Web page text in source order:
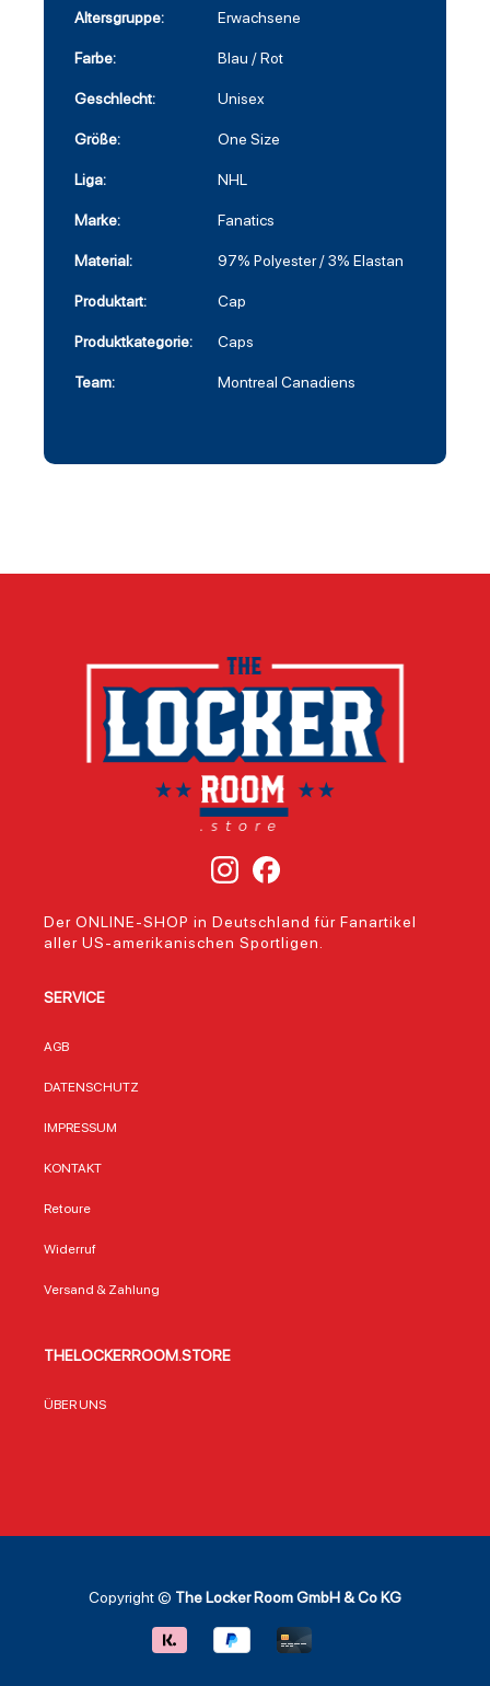
Altersgruppe: Erwachsene
Farbe: Blau / Rot
Geschlecht: Unisex
Größe: One Size
Liga: NHL
Marke: Fanatics
Material: 97% Polyester / 3% Elastan
Produktart: Cap
Produktkategorie: Caps
Team: Montreal Canadiens
Der ONLINE-SHOP in Deutschland für Fanartikel
aller US-amerikanischen Sportligen.
SERVICE
AGB
DATENSCHUTZ
IMPRESSUM
KONTAKT
Retoure
Widerruf
Versand & Zahlung
THELOCKERROOM.STORE
ÜBER UNS
Copyright © The Locker Room GmbH & Co KG